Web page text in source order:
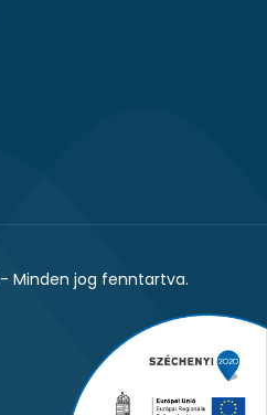
- Minden jog fenntartva.